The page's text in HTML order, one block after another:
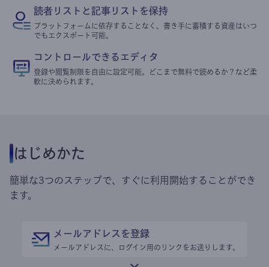
読者リストと記事リストを保持
プラットフォームに依存することなく、書き手に蓄積する資産はいつ
でもエクスポート可能。
コントロールできるエディタ
登録や閲覧制限を自由に設定可能。どこまで無料で読めるか？など柔
軟に決められます。
はじめかた
簡単な3つのステップで、すぐに利用開始することができ
ます。
メールアドレスを登録
メールアドレスに、ログイン用のリンクをお送りします。